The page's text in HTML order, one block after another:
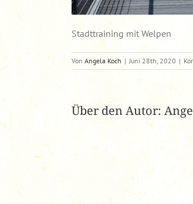
Stadttraining mit Welpen
Von Angela Koch | Juni 28th, 2020 |
Über den Autor: